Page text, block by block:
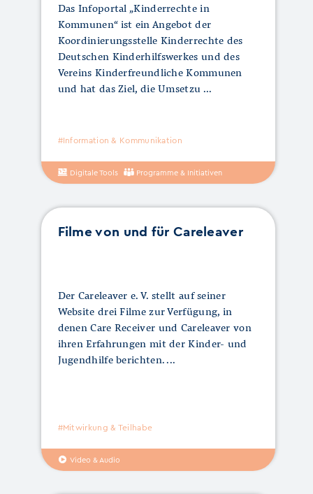
Das Infoportal „Kinderrechte in
Kommunen“ ist ein Angebot der
Koordinierungsstelle Kinderrechte des
Deutschen Kinderhilfswerkes und des
Vereins Kinderfreundliche Kommunen
und hat das Ziel, die Umsetzu
#Information & Kommunikation
Digitale Tools Programme & Initiativen
Filme von und für Careleaver
Der Careleaver e. V. stellt auf seiner
Website drei Filme zur Verfügung, in
denen Care Receiver und Careleaver von
ihren Erfahrungen mit der Kinder- und
Jugendhilfe berichten.
#Mitwirkung & Teilhabe
Video & Audio